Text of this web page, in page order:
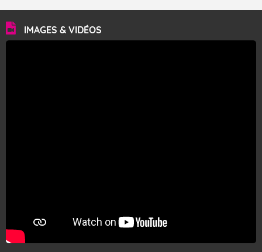
et en soirée, une nouvelle salve orageuse s'organise sur
le Sud-Ouest, avec localement des orages forts,
donnant de bons cumuls de précipitations en peu de
IMAGES & VIDÉOS